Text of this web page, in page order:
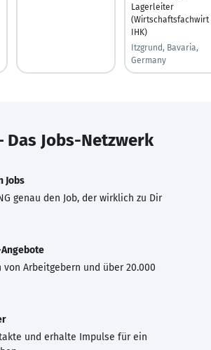
Lagerleiter
(Wirtschaftsfachwirt
IHK)
Itzgrund, Bavaria,
Germany
Das Jobs-Netzwerk
Jobs
genau den Job, der wirklich zu Dir
von Arbeitgebern und über 20.000
und erhalte Impulse für ein